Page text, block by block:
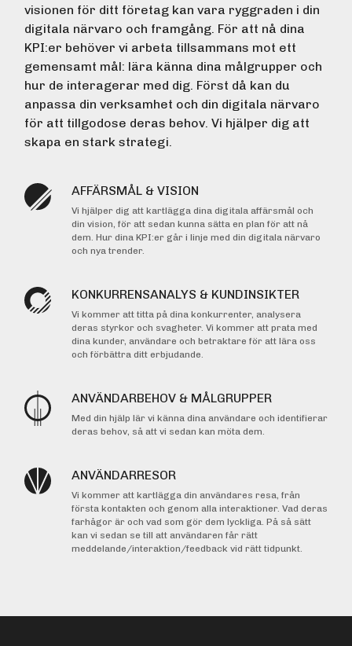
visionen för ditt företag kan vara ryggraden i din
digitala närvaro och framgång. För att nå dina
KPI:er behöver vi arbeta tillsammans mot ett
gemensamt mål: lära känna dina målgrupper och
hur de interagerar med dig. Först då kan du
anpassa din verksamhet och din digitala närvaro
för att tillgodose deras behov. Vi hjälper dig att
skapa en stark strategi.
AFFÄRSMÅL & VISION
Vi hjälper dig att kartlägga dina digitala affärsmål och
din vision, för att sedan kunna sätta en plan för att nå
dem. Hur dina KPI:er går i linje med din digitala närvaro
och nya trender.
KONKURRENSANALYS & KUNDINSIKTER
Vi kommer att titta på dina konkurrenter, analysera
deras styrkor och svagheter. Vi kommer att prata med
dina kunder, användare och betraktare för att lära oss
och förbättra ditt erbjudande.
ANVÄNDARBEHOV & MÅLGRUPPER
Med din hjälp lär vi känna dina användare och identifierar
deras behov, så att vi sedan kan möta dem.
ANVÄNDARRESOR
Vi kommer att kartlägga din användares resa, från
första kontakten och genom alla interaktioner. Vad deras
farhågor är och vad som gör dem lyckliga. På så sätt
kan vi sedan se till att användaren får rätt
meddelande/interaktion/feedback vid rätt tidpunkt.